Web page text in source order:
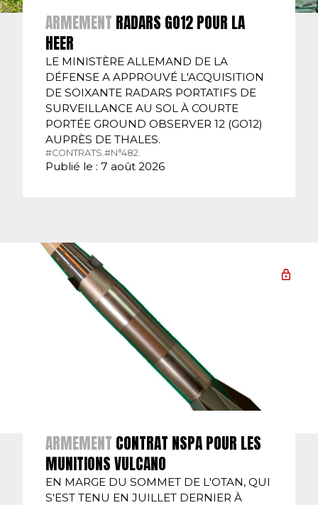
ARMEMENT RADARS GO12 POUR LA
HEER
LE MINISTÈRE ALLEMAND DE LA
DÉFENSE A APPROUVÉ L'ACQUISITION
DE SOIXANTE RADARS PORTATIFS DE
SURVEILLANCE AU SOL À COURTE
PORTÉE GROUND OBSERVER 12 (GO12)
AUPRÈS DE THALES.
#CONTRATS. #N°482.
Publié le : 7 août 2026
ARMEMENT CONTRAT NSPA POUR LES
MUNITIONS VULCANO
EN MARGE DU SOMMET DE L'OTAN, QUI
S'EST TENU EN JUILLET DERNIER À